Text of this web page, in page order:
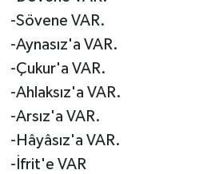
-Sövene VAR.
-Aynasız'a VAR.
-Çukur'a VAR.
-Ahlaksız'a VAR.
-Arsız'a VAR.
-Hâyâsız'a VAR.
-İfrit'e VAR